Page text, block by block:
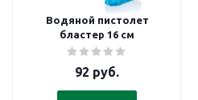
Водяной пистолет
бластер 16 см
92 руб.